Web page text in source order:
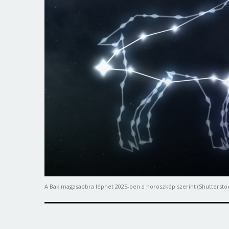
A Bak magasabbra léphet 2025-ben a horoszkóp szerint